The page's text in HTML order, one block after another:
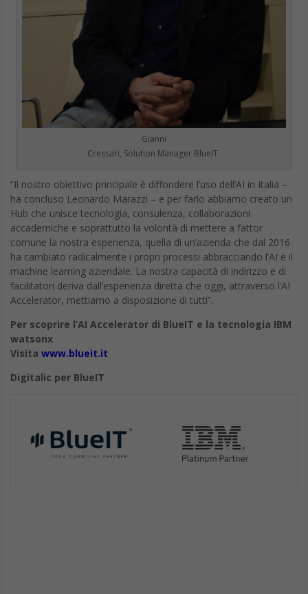
Gianni
Cressari, Solution Manager BlueIT.
“Il nostro obiettivo principale è diffondere l’uso dell’AI in Italia –
ha concluso Leonardo Marazzi – e per farlo abbiamo creato un
Hub che unisce tecnologia, consulenza, collaborazioni
accademiche e soprattutto la volontà di mettere a fattor
comune la nostra esperienza, quella di un’azienda che dal 2016
ha cambiato radicalmente i propri processi abbracciando l’AI e il
machine learning aziendale. La nostra capacità di indirizzo e di
facilitatori deriva dall’esperienza diretta che oggi, attraverso l’AI
Accelerator, mettiamo a disposizione di tutti”.
Per scoprire l’AI Accelerator di BlueIT e la tecnologia IBM
watsonx
Visita www.blueit.it
Digitalic per BlueIT